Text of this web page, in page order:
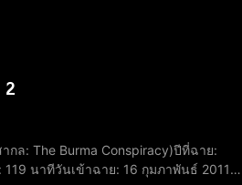
2
นาที​วันเข้าฉาย: 16 กุมภาพันธ์ 2011